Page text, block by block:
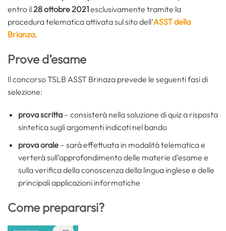
entro il28 ottobre 2021esclusivamente tramite la
procedura telematica attivata sul sito dell’ASST della
Brianza.
Prove d’esame
Il concorso TSLB ASST Brinaza prevede le seguenti fasi di
selezione:
prova scritta– consisterà nella soluzione di quiz a risposta
sintetica sugli argomenti indicati nel bando
prova orale– sarà effettuata in modalità telematica e
verterà sull’approfondimento delle materie d’esame e
sulla verifica della conoscenza della lingua inglese e delle
principali applicazioni informatiche
Come prepararsi?